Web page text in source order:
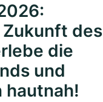
des
die
und
hautnah!